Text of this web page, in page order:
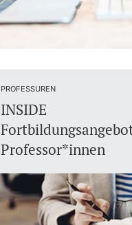
PROFESSUREN
INSIDE
Professor*innen